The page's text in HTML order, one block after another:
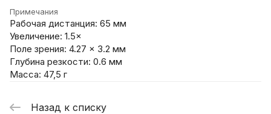
Примечания
Рабочая дистанция: 65 мм
Увеличение: 1.5×
Поле зрения: 4.27 × 3.2 мм
Глубина резкости: 0.6 мм
Масса: 47,5 г
Назад к списку